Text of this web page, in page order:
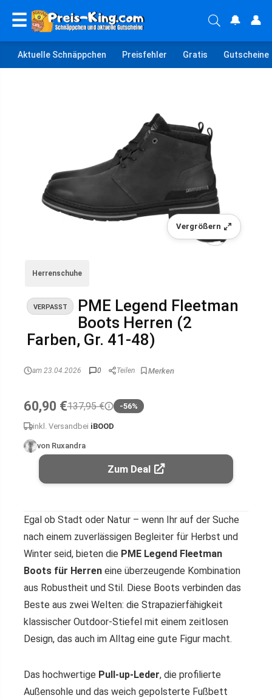
☰ 🔔 👤
Aktuelle Schnäppchen Preisfehler Gratis Gutscheine
Vergrößern
Herrenschuhe
VERPASST
PME Legend Fleetman
Boots Herren (2
Farben, Gr. 41-48)
am 23.04.2026 0 Teilen
60,90 €137,95 € -56%
inkl. Versand bei iBOOD
von Ruxandra
Zum Deal
Egal ob Stadt oder Natur – wenn Ihr auf der Suche
nach einem zuverlässigen Begleiter für Herbst und
Winter seid, bieten die PME Legend Fleetman
Boots für Herren eine überzeugende Kombination
aus Robustheit und Stil. Diese Boots verbinden das
Beste aus zwei Welten: die Strapazierfähigkeit
klassischer Outdoor-Stiefel mit einem zeitlosen
Design, das auch im Alltag eine gute Figur macht.
Das hochwertige Pull-up-Leder, die profilierte
Außensohle und das weich gepolsterte Fußbett